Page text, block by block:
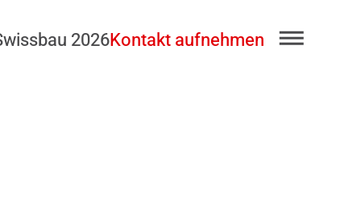
2026Kontakt aufnehmen